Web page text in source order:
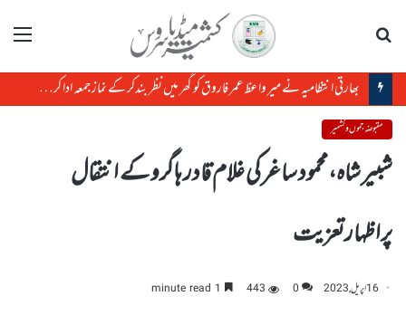
مینو
بھارتی انتظامیہ نے میر واعظ عمر فاروق کو گھر میں نظر بندکر کے نماز جمعہ ادا کرنے سے روک دیا
مقبوضہ جموں و کشمیر
شبیر شاہ،محمود ساغر کی غلام قادر ہاگرو کے انتقال
پراظہارتعزیت
16 اپریل, 2023 0
443